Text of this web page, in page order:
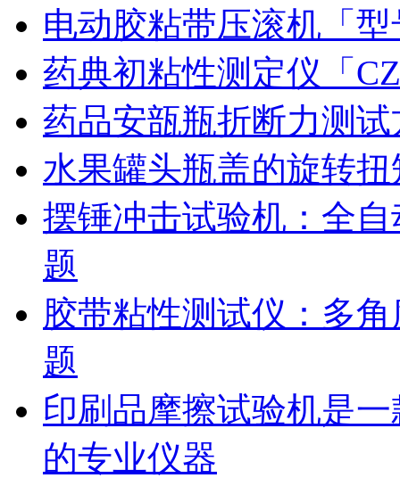
电动胶粘带压滚机「
药典初粘性测定仪「
药品安瓿瓶折断力测
水果罐头瓶盖的旋转
摆锤冲击试验机：全
题
胶带粘性测试仪：多
题
印刷品摩擦试验机是
的专业仪器